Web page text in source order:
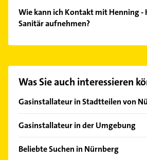
Wie kann ich Kontakt mit Henning -
Sanitär aufnehmen?
finden Sie alleKontaktdaten.
Was Sie auch interessieren
Gasinstallateur in Stadtteilen von
Altenfurt
Gebersdorf
Gasinstallateur in der Umgebung
Stein Mittelfranken
Beliebte Suchen in Nürnberg